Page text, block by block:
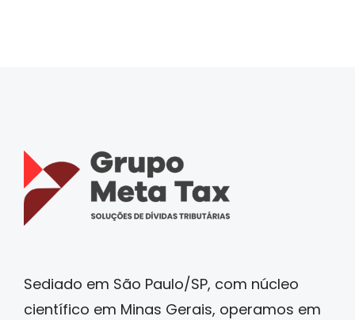
Sediado em São Paulo/SP, com núcleo
científico em Minas Gerais, operamos em